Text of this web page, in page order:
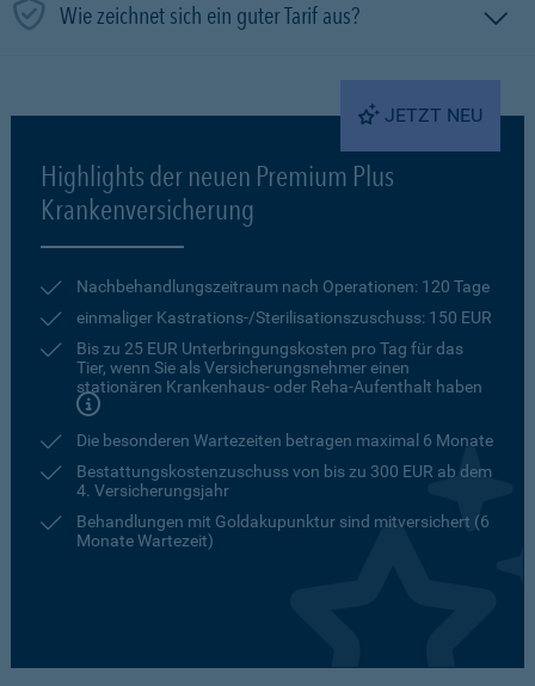
Wie zeichnet sich ein guter Tarif aus?
JETZT NEU
Highlights der neuen Premium Plus
Krankenversicherung
Nachbehandlungszeitraum nach Operationen: 120 Tage
einmaliger Kastrations-/Sterilisationszuschuss: 150 EUR
Bis zu 25 EUR Unterbringungskosten pro Tag für das
Tier, wenn Sie als Versicherungsnehmer einen
stationären Krankenhaus- oder Reha-Aufenthalt haben
Die besonderen Wartezeiten betragen maximal 6 Monate
Bestattungskostenzuschuss von bis zu 300 EUR ab dem
4. Versicherungsjahr
Behandlungen mit Goldakupunktur sind mitversichert (6
Monate Wartezeit)